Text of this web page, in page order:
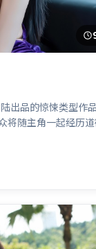
出品的惊悚类型作
将随主角一起经历
对手戏都推动信息
政宰，胡歌、苍井
中国大陆）在部分地